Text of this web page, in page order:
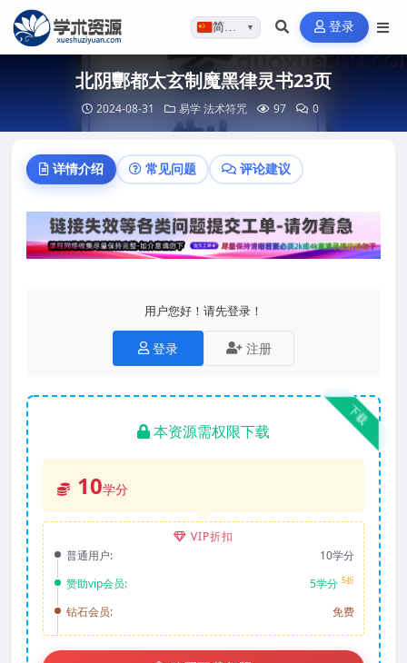
简体…▼ 登录
北阴酆都太玄制魔黑律灵书23页
2024-08-31 易学 法术符咒 97 0
详情介绍 常见问题 评论建议
用户您好！请先登录！
登录 注册
下载
本资源需权限下载
10学分
VIP折扣
普通用户:
10学分
赞助vip会员:
5学分 5折
钻石会员: 免费